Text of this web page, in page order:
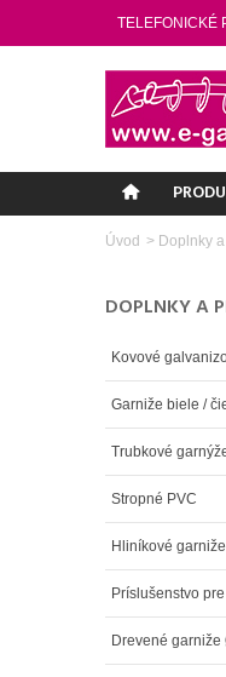
TELEFONICKÉ
Úvod > Doplnky
DOPLNKY A
Kovové
Garniže biele /
Trubkové
Stropné PVC
Hliníkové garniže
Príslušenstvo
Drevené